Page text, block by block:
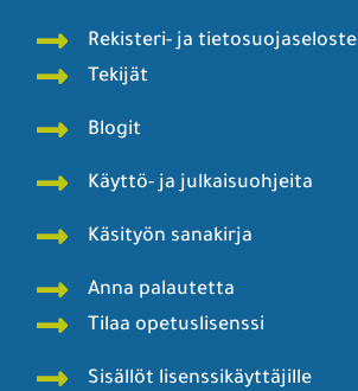
Rekisteri- ja tietosuojaseloste
Tekijät
Blogit
Käyttö- ja julkaisuohjeita
Käsityön sanakirja
Anna palautetta
Tilaa opetuslisenssi
Sisällöt lisenssikäyttäjille